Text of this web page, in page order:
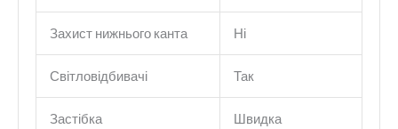
Захист нижнього канта Ні
Світловідбивачі Так
Застібка Швидка